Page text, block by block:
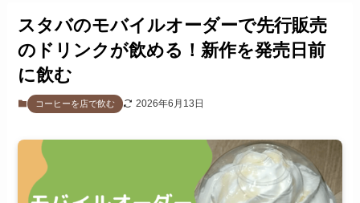
スタバのモバイルオーダーで先行販売
のドリンクが飲める！新作を発売日前
に飲む
コーヒーを店で飲む 2026年6月13日